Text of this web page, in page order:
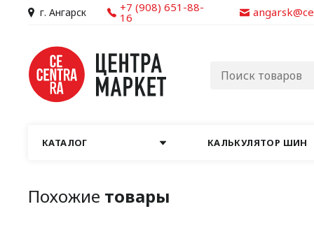
г. Ангарск +7 (908) 651-88-
16
КАТАЛОГ КАЛЬКУЛЯТОР ШИН
Похожие товары